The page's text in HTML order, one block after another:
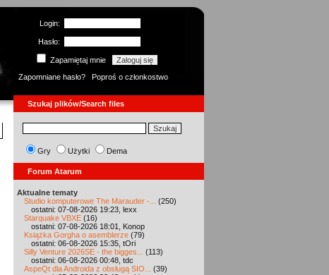
Login:
Hasło:
Zapamiętaj mnie
Zapomniane hasło?
Poproś o członkostwo
Szukaj plików/Search files
Gry Użytki Dema
Forum Atarum
Aktualne tematy
Studio komputerowe The Marauder -...
(250)
ostatni: 07-08-2026 19:23, lexx
Starquake VBXE (16)
ostatni: 07-08-2026 18:01, Konop
Książka Gorgha o asemblerze (79)
ostatni: 06-08-2026 15:35, tOri
Silly Venture 2026SE - the bigges...
(113)
ostatni: 06-08-2026 00:48, tdc
AspeQt dla Androida z obsługą SIO...
(39)